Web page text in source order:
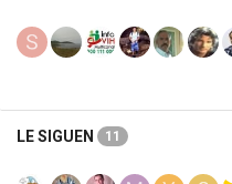
LE SIGUEN 11